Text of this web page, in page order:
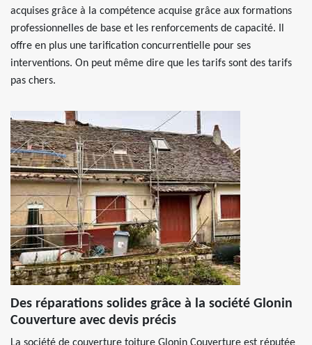
acquises grâce à la compétence acquise grâce aux formations
professionnelles de base et les renforcements de capacité. Il
offre en plus une tarification concurrentielle pour ses
interventions. On peut même dire que les tarifs sont des tarifs
pas chers.
Des réparations solides grâce à la société Glonin
Couverture avec devis précis